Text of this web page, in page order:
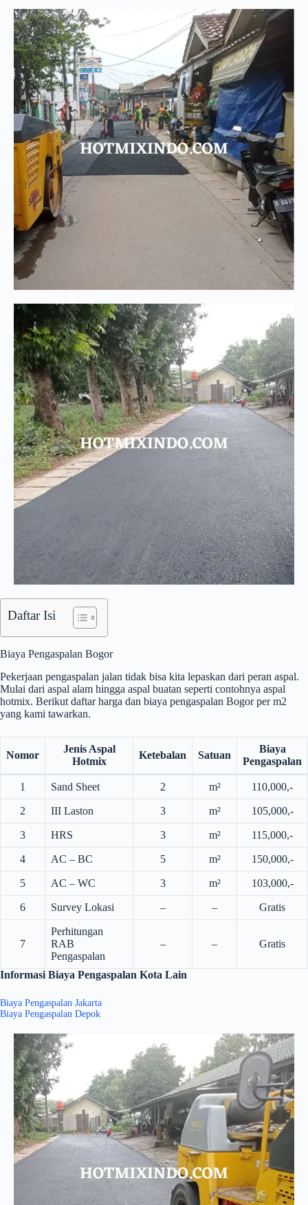
Daftar Isi
Biaya Pengaspalan Bogor
Pekerjaan pengaspalan jalan tidak bisa kita lepaskan dari peran aspal.
Mulai dari aspal alam hingga aspal buatan seperti contohnya aspal
hotmix. Berikut daftar harga dan biaya pengaspalan Bogor per m2
yang kami tawarkan.
Nomor
Jenis Aspal
Hotmix
Ketebalan Satuan
Biaya
Pengaspalan
1 Sand Sheet 2 m² 110,000,-
2 III Laston 3 m² 105,000,-
3 HRS 3 m² 115,000,-
4 AC – BC 5 m² 150,000,-
5 AC – WC 3 m² 103,000,-
6 Survey Lokasi – – Gratis
7
Perhitungan
RAB
Pengaspalan
– – Gratis
Informasi Biaya Pengaspalan Kota Lain
Biaya Pengaspalan Jakarta
Biaya Pengaspalan Depok